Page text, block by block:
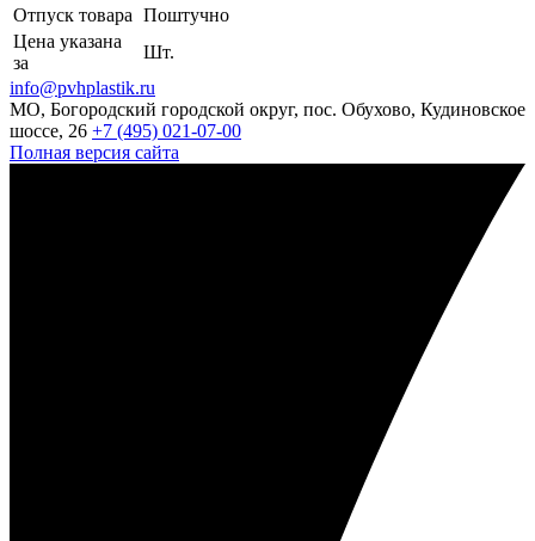
Отпуск товара Поштучно
Цена указана
за
Шт.
info@pvhplastik.ru
МО, Богородский городской округ, пос. Обухово, Кудиновское
шоссе, 26 +7 (495) 021-07-00
Полная версия сайта